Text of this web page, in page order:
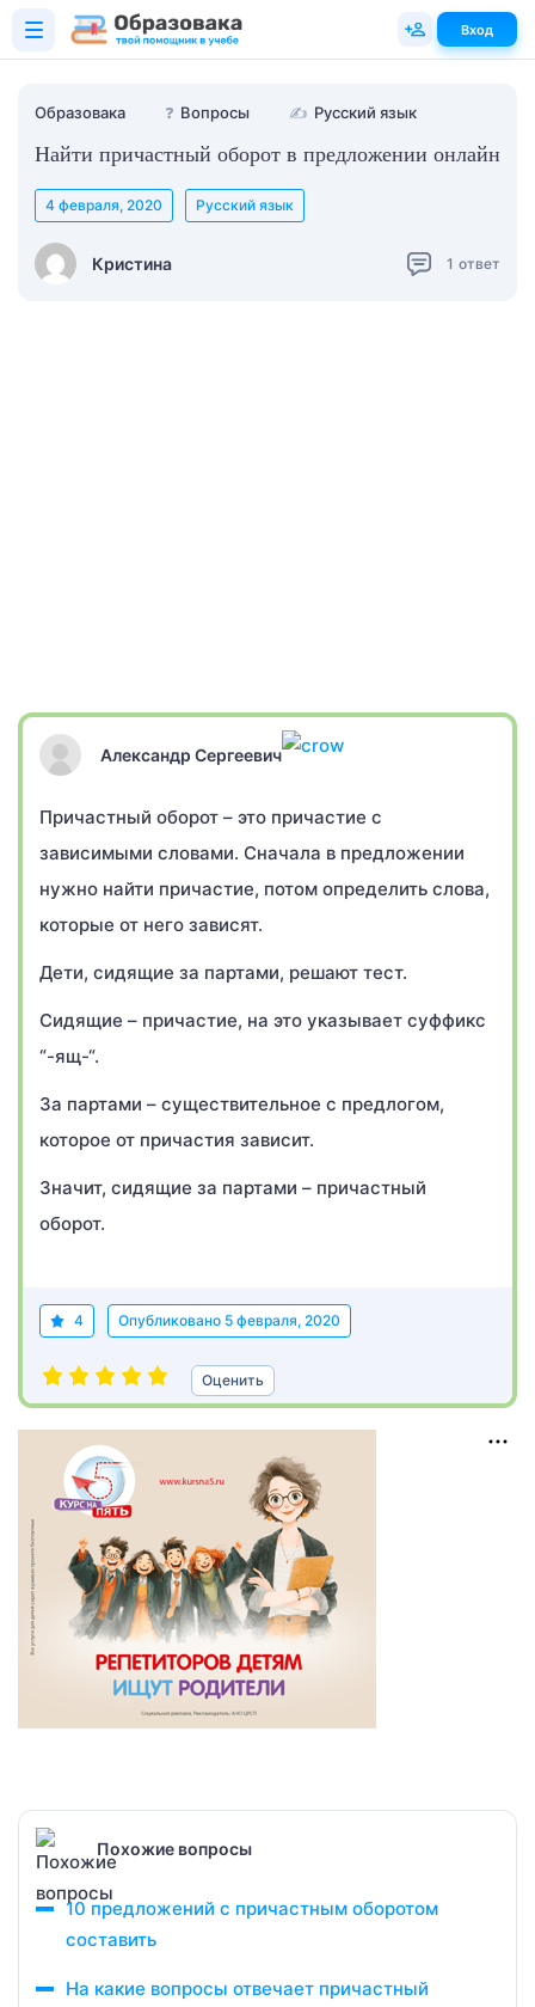
Образовака ❓ Вопросы ✍ Русский язык
Найти причастный оборот в предложении онлайн
Кристина
4 февраля, 2020 Русский язык
1 ответ
Александр Сергеевич
Причастный оборот – это причастие с
зависимыми словами. Сначала в предложении
нужно найти причастие, потом определить слова,
которые от него зависят.
Дети, сидящие за партами, решают тест.
Сидящие – причастие, на это указывает суффикс
“-ящ-“.
За партами – существительное с предлогом,
которое от причастия зависит.
Значит, сидящие за партами – причастный
оборот.
4 Опубликовано 5 февраля, 2020
Оценить
Похожие вопросы
10 предложений с причастным оборотом
составить
На какие вопросы отвечает причастный
Вход